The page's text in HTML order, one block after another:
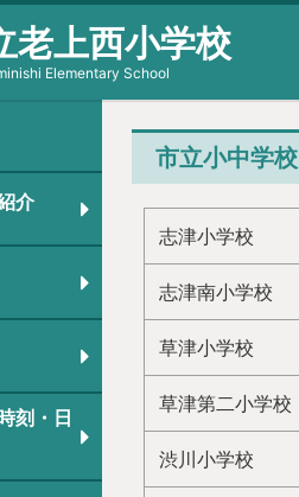
老上西小学校
Elementary School
介
刻・日
市立小中学校
志津小学校
志津南小学校
草津小学校
草津第二小学校
渋川小学校